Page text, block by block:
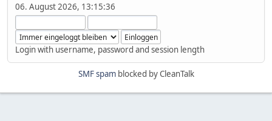
06. August 2026, 13:15:36
Login with username, password and session length
SMF spamblocked by CleanTalk